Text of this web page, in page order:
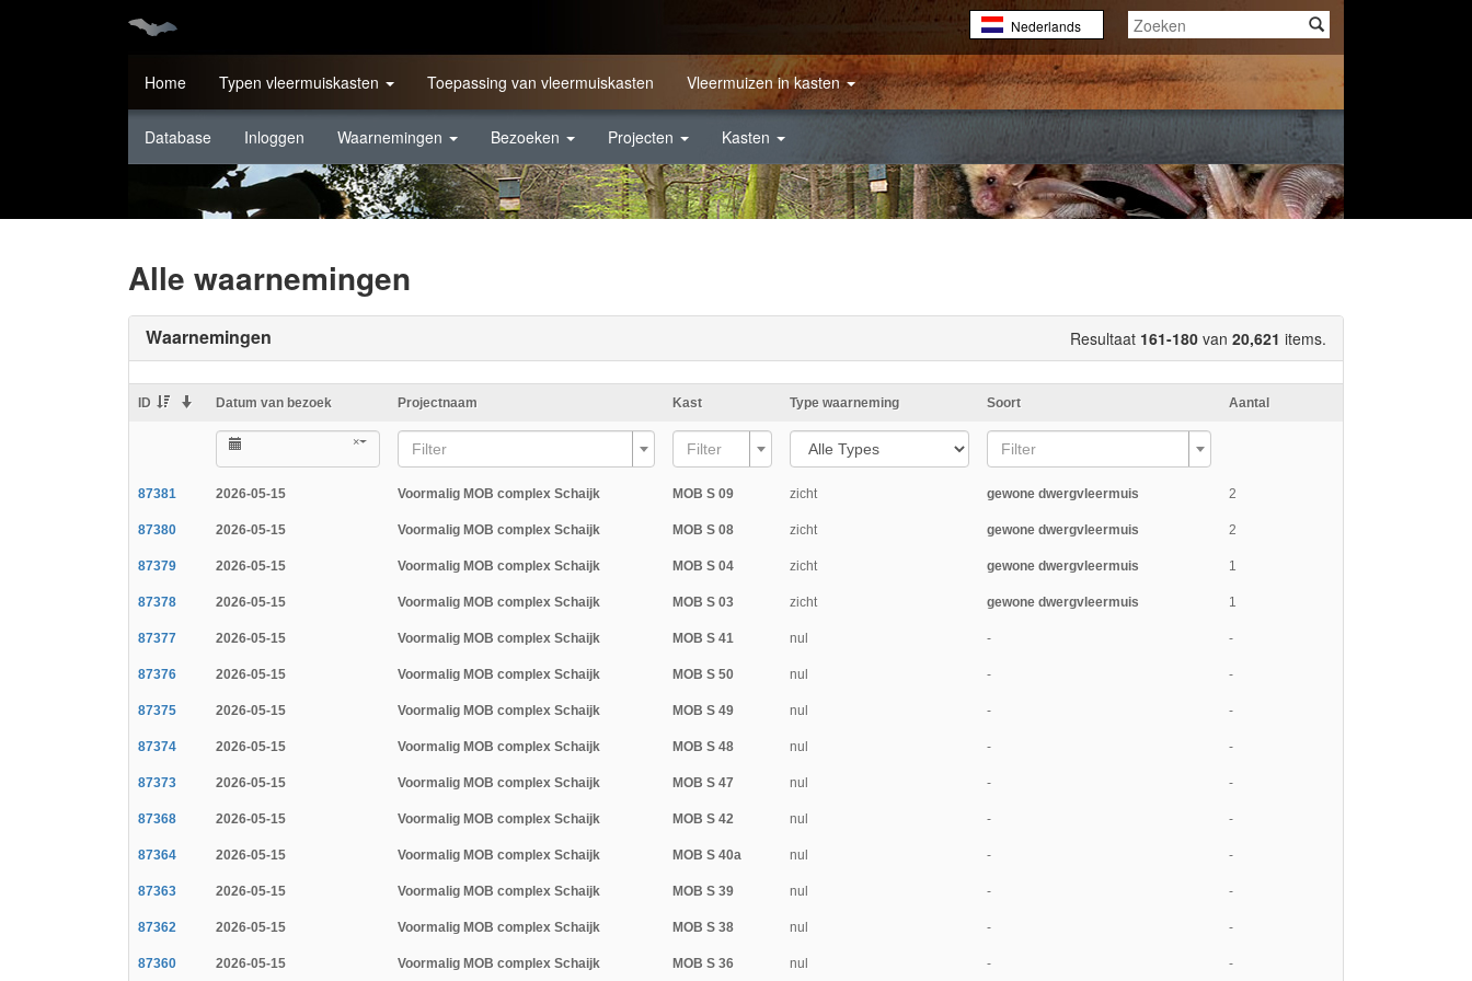
Nederlands
English
Français
Home Typen vleermuiskasten Toepassing van vleermuiskasten Vleermuizen in kasten
Database Inloggen Waarnemingen Bezoeken Projecten Kasten
Alle waarnemingen
Resultaat 161-180 van 20,621 items.
Waarnemingen
ID Datum van bezoek Projectnaam Kast Type waarneming Soort Aantal
× Filter Filter Filter
87381 2026-05-15 Voormalig MOB complex Schaijk MOB S 09 zicht gewone dwergvleermuis 2
87380 2026-05-15 Voormalig MOB complex Schaijk MOB S 08 zicht gewone dwergvleermuis 2
87379 2026-05-15 Voormalig MOB complex Schaijk MOB S 04 zicht gewone dwergvleermuis 1
87378 2026-05-15 Voormalig MOB complex Schaijk MOB S 03 zicht gewone dwergvleermuis 1
87377 2026-05-15 Voormalig MOB complex Schaijk MOB S 41 nul - -
87376 2026-05-15 Voormalig MOB complex Schaijk MOB S 50 nul - -
87375 2026-05-15 Voormalig MOB complex Schaijk MOB S 49 nul - -
87374 2026-05-15 Voormalig MOB complex Schaijk MOB S 48 nul - -
87373 2026-05-15 Voormalig MOB complex Schaijk MOB S 47 nul - -
87368 2026-05-15 Voormalig MOB complex Schaijk MOB S 42 nul - -
87364 2026-05-15 Voormalig MOB complex Schaijk MOB S 40a nul - -
87363 2026-05-15 Voormalig MOB complex Schaijk MOB S 39 nul - -
87362 2026-05-15 Voormalig MOB complex Schaijk MOB S 38 nul - -
87360 2026-05-15 Voormalig MOB complex Schaijk MOB S 36 nul - -